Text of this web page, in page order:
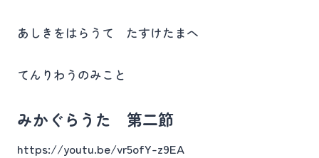
あしきをはらうて たすけたまへ
てんりわうのみこと
みかぐらうた 第二節
https://youtu.be/vr5ofY-z9EA